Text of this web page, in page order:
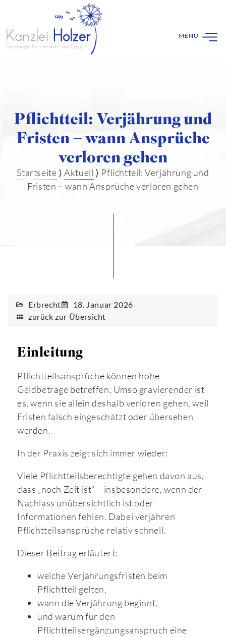
Pflichtteil: Verjährung und
Fristen – wann Ansprüche
verloren gehen
Startseite ⟩Aktuell ⟩ Pflichtteil: Verjährung und
Fristen – wann Ansprüche verloren gehen
Erbrecht
18. Januar 2026
zurück zur Übersicht
Einleitung
Pflichtteilsansprüche können hohe
Geldbeträge betreffen. Umso gravierender ist
es, wenn sie allein deshalb verloren gehen, weil
Fristen falsch eingeschätzt oder übersehen
werden.
In der Praxis zeigt sich immer wieder:
Viele Pflichtteilsberechtigte gehen davon aus,
dass „noch Zeit ist“ – insbesondere, wenn der
Nachlass unübersichtlich ist oder
Informationen fehlen. Dabei verjähren
Pflichtteilsansprüche relativ schnell.
Dieser Beitrag erläutert:
welche Verjährungsfristen beim
Pflichtteil gelten,
wann die Verjährung beginnt,
und warum für den
Pflichtteilsergänzungsanspruch eine